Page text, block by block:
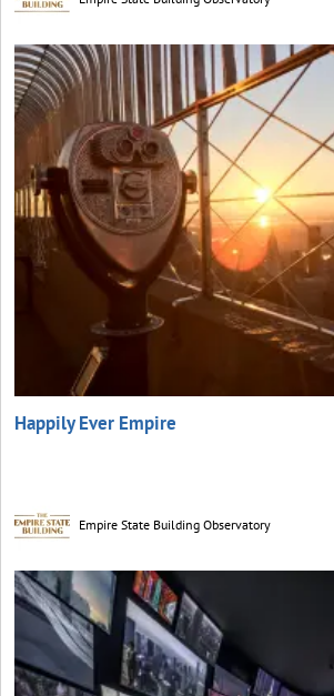
Happily Ever Empire
Empire State Building Observatory